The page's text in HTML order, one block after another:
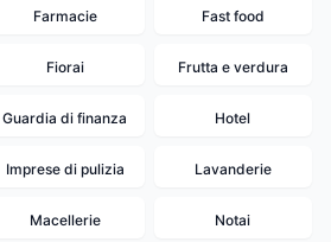
Farmacie Fast food
Fiorai Frutta e verdura
Guardia di finanza Hotel
Imprese di pulizia Lavanderie
Macellerie Notai